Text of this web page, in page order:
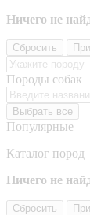
Ничего не
Сбросить
Породы собак
Выбрать все
Популярные
Каталог пород
Ничего не
Сбросить